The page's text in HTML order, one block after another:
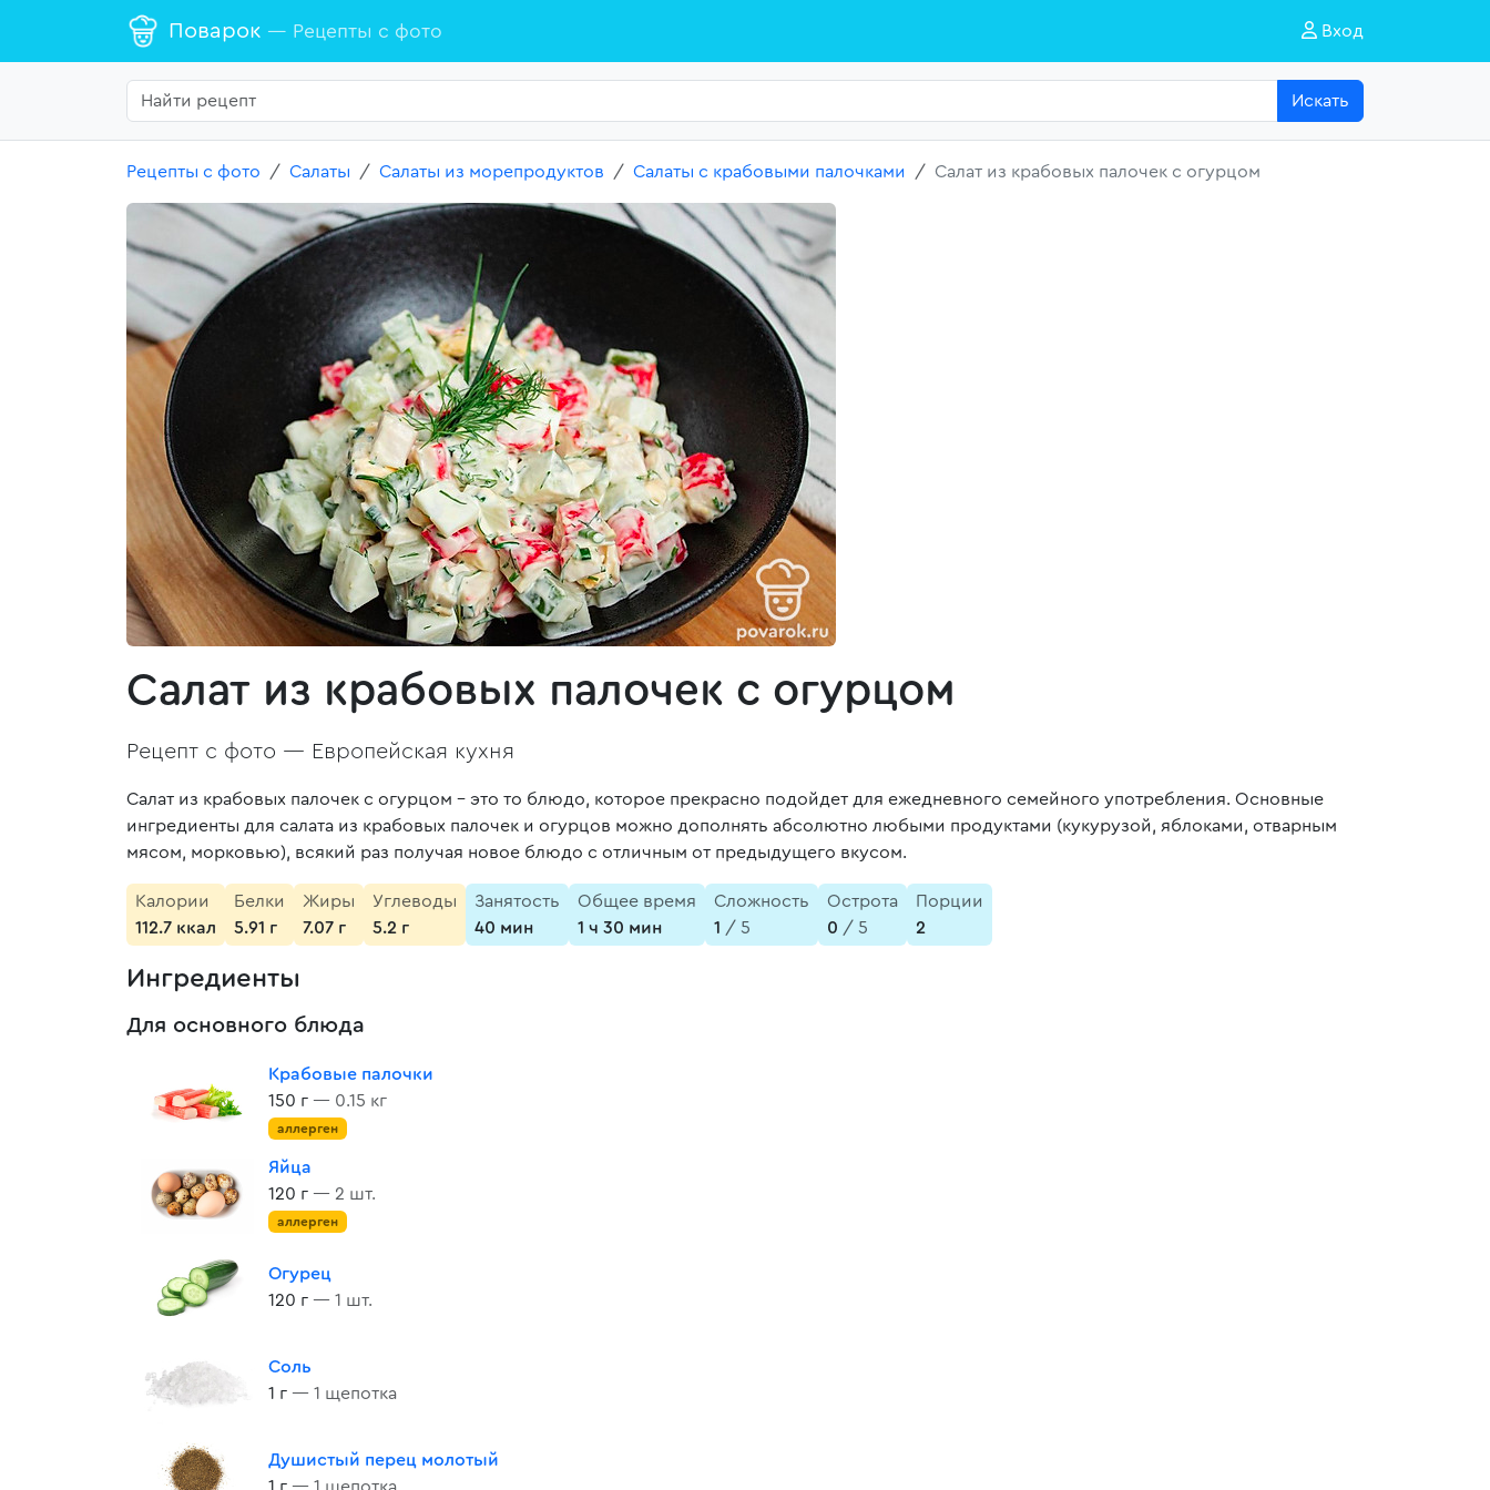
Поварок — Рецепты с фото Вход
Искать
Рецепты с фото Салаты Салаты из морепродуктов Салаты с крабовыми палочками Салат из крабовых палочек с огурцом
Салат из крабовых палочек с огурцом
Рецепт с фото — Европейская кухня
Салат из крабовых палочек с огурцом – это то блюдо, которое прекрасно подойдет для ежедневного семейного употребления. Основные
ингредиенты для салата из крабовых палочек и огурцов можно дополнять абсолютно любыми продуктами (кукурузой, яблоками, отварным
мясом, морковью), всякий раз получая новое блюдо с отличным от предыдущего вкусом.
Калории
112.7 ккал
Белки
5.91 г
Жиры
7.07 г
Углеводы
5.2 г
Занятость
40 мин
Общее время
1 ч 30 мин
Сложность
1 / 5
Острота
0 / 5
Порции
2
Ингредиенты
Для основного блюда
Крабовые палочки
150 г — 0.15 кг
аллерген
Яйца
120 г — 2 шт.
аллерген
Огурец
120 г — 1 шт.
Соль
1 г — 1 щепотка
Душистый перец молотый